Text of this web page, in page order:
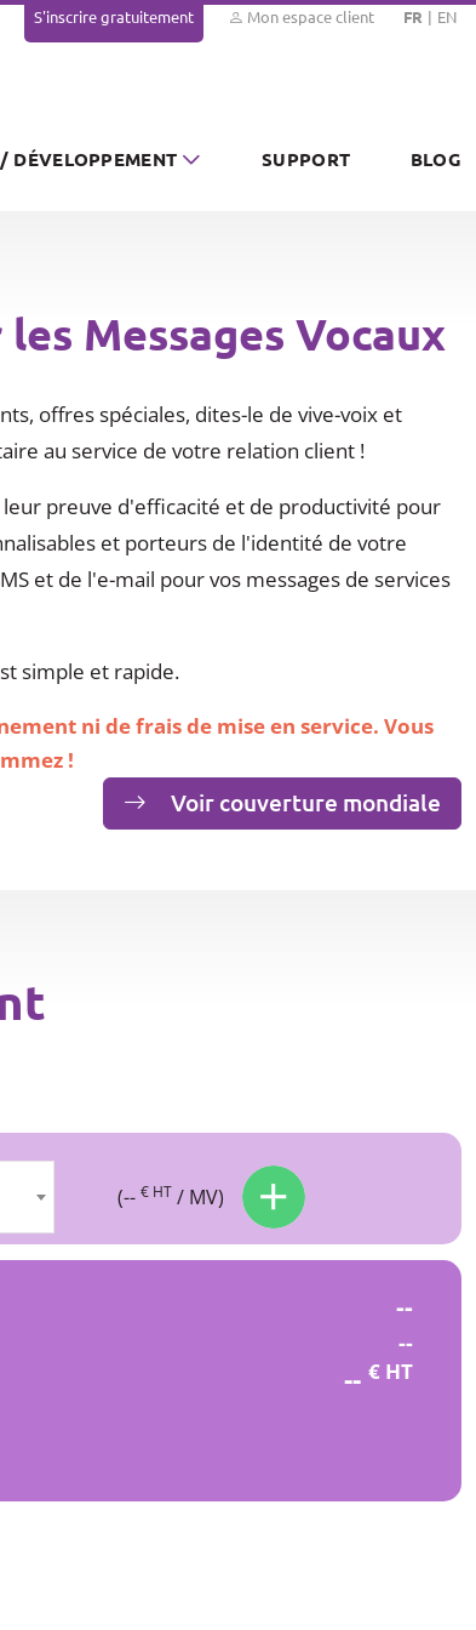
S'inscrire gratuitement Mon espace client FR EN
DÉVELOPPEMENT SUPPORT BLOG
Messages Vocaux
offres spéciales, dites-le de vive-voix et
au service de votre relation client !
leur preuve d'efficacité et de productivité pour
et porteurs de l'identité de votre
et de l'e-mail pour vos messages de services
simple et rapide.
ni de frais de mise en service. Vous
!
Voir couverture mondiale
(-- € HT / MV)
--
--
-- € HT